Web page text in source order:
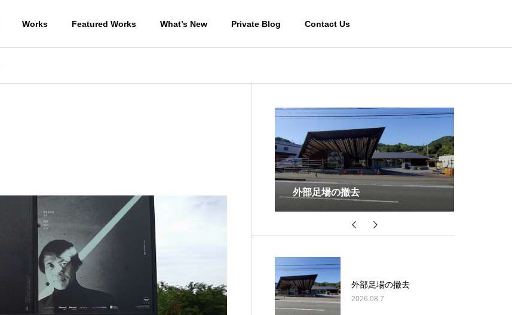
Works Featured Works What’s New Private Blog Contact Us
WORKS-商業施設 Works-その他施設
宿泊棟２の掘方
外部足場の撤去
2026.08.7